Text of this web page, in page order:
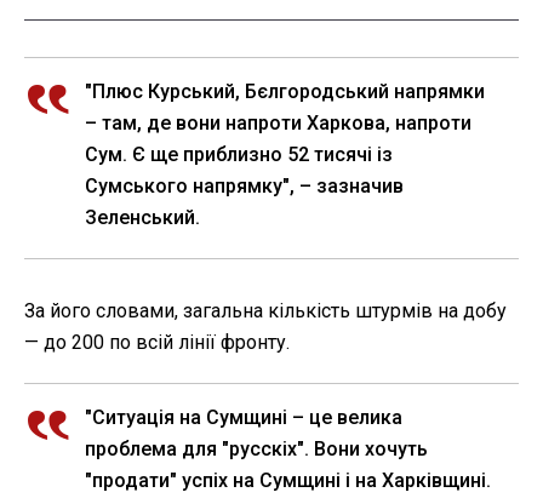
"Плюс Курський, Бєлгородський напрямки
– там, де вони напроти Харкова, напроти
Сум. Є ще приблизно 52 тисячі із
Сумського напрямку", – зазначив
Зеленський.
За його словами, загальна кількість штурмів на добу
— до 200 по всій лінії фронту.
"Ситуація на Сумщині – це велика
проблема для "русскіх". Вони хочуть
"продати" успіх на Сумщині і на Харківщині.